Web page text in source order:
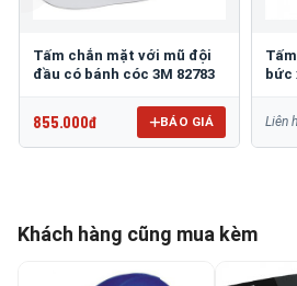
Tấm chắn mặt với mũ đội
đầu có bánh cóc 3M 82783
855.000đ BÁO GIÁ
bức
Liên
Khách hàng cũng mua kèm